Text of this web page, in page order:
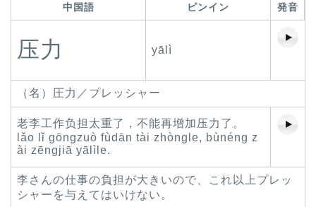
中国語 ピンイン 発音
压力 yālì
（名）圧力／プレッシャー
老李工作负担太重了，不能再增加压力了。
lǎo lǐ gōngzuò fùdān tài zhòngle, bùnéng z
ài zēngjiā yālìle.
李さんの仕事の負担が大きいので、これ以上プレッ
シャーを与えてはいけない。